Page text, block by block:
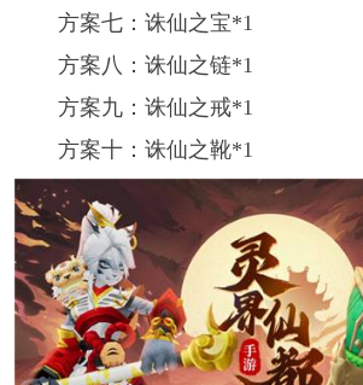
方案七：诛仙之宝*1
方案八：诛仙之链*1
方案九：诛仙之戒*1
方案十：诛仙之靴*1